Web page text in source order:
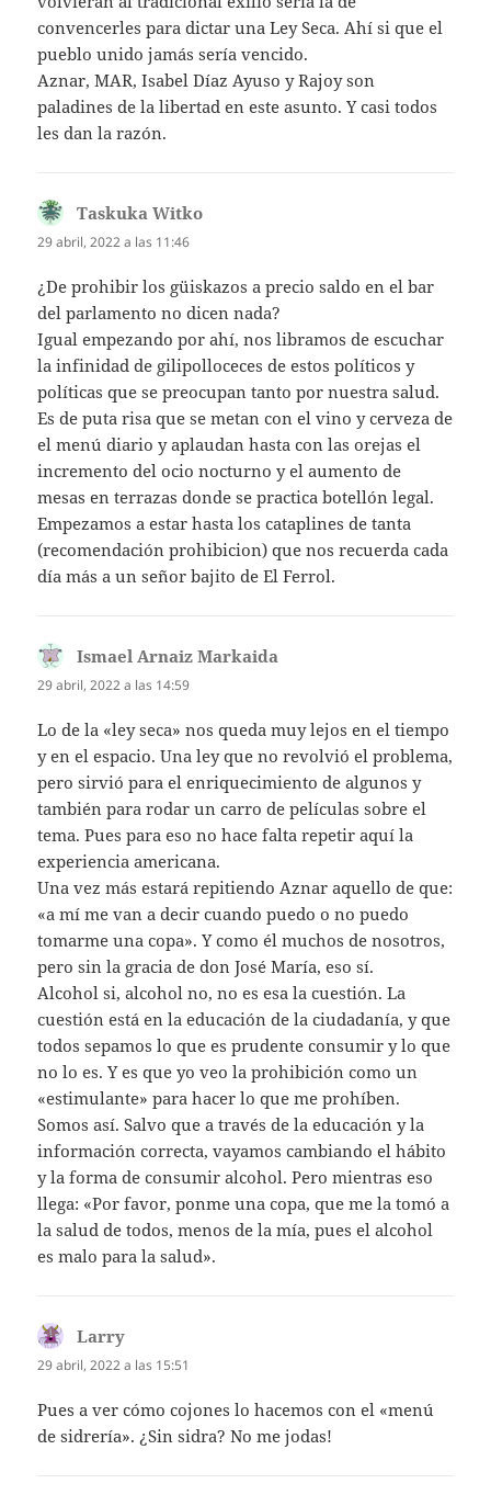
convencerles para dictar una Ley Seca. Ahí si que el
pueblo unido jamás sería vencido.
Aznar, MAR, Isabel Díaz Ayuso y Rajoy son
paladines de la libertad en este asunto. Y casi todos
les dan la razón.
Taskuka Witko
29 abril, 2022 a las 11:46
¿De prohibir los güiskazos a precio saldo en el bar
del parlamento no dicen nada?
Igual empezando por ahí, nos libramos de escuchar
la infinidad de gilipolloceces de estos políticos y
políticas que se preocupan tanto por nuestra salud.
Es de puta risa que se metan con el vino y cerveza de
el menú diario y aplaudan hasta con las orejas el
incremento del ocio nocturno y el aumento de
mesas en terrazas donde se practica botellón legal.
Empezamos a estar hasta los cataplines de tanta
(recomendación prohibicion) que nos recuerda cada
día m´as a un señor bajito de El Ferrol.
Ismael Arnaiz Markaida
29 abril, 2022 a las 14:59
Lo de la «ley seca» nos queda muy lejos en el tiempo
y en el espacio. Una ley que no revolvió el problema,
pero sirvió para el enriquecimiento de algunos y
también para rodar un carro de películas sobre el
tema. Pues para eso no hace falta repetir aquí la
experiencia americana.
Una vez más estará repitiendo Aznar aquello de que:
«a mí me van a decir cuando puedo o no puedo
tomarme una copa». Y como él muchos de nosotros,
pero sin la gracia de don José María, eso sí.
Alcohol si, alcohol no, no es esa la cuestión. La
cuestión está en la educación de la ciudadanía, y que
todos sepamos lo que es prudente consumir y lo que
no lo es. Y es que yo veo la prohibición como un
«estimulante» para hacer lo que me prohíben.
Somos así. Salvo que a través de la educación y la
información correcta, vayamos cambiando el hábito
y la forma de consumir alcohol. Pero mientras eso
llega: «Por favor, ponme una copa, que me la tomó a
la salud de todos, menos de la mía, pues el alcohol
es malo para la salud».
Larry
29 abril, 2022 a las 15:51
Pues a ver cómo cojones lo hacemos con el «menú
de sidrería». ¿Sin sidra? No me jodas!